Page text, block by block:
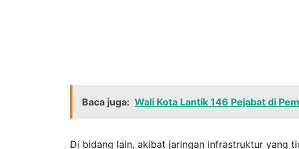
Baca juga: Wali Kota Lantik 146 Pejabat di
Di bidang lain, akibat jaringan infrastruktur yang